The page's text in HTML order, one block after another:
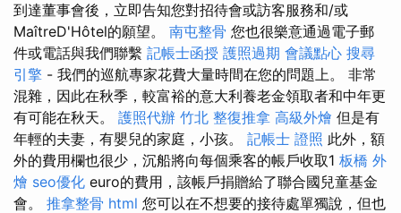
到達董事會後，立即告知您對招待會或訪客服務和/或
MaîtreD'Hôtel的願望。 南屯整骨 您也很樂意通過電子郵
件或電話與我們聯繫 記帳士函授 護照過期 會議點心 搜尋
引擎 - 我們的巡航專家花費大量時間在您的問題上。 非常
混雜，因此在秋季，較富裕的意大利養老金領取者和中年更
有可能在秋天。 護照代辦 竹北 整復推拿 高級外燴 但是有
年輕的夫妻，有嬰兒的家庭，小孩。 記帳士 證照 此外，額
外的費用欄也很少，沉船將向每個乘客的帳戶收取1 板橋 外
燴 seo優化 euro的費用，該帳戶捐贈給了聯合國兒童基金
會。 推拿整骨 html 您可以在不想要的接待處單獨說，但也